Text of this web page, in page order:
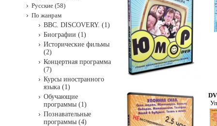
Русские (58)
По жанрам
BBC. DISCOVERY. (1)
Биографии (1)
Исторические фильмы
(2)
Концертная программа
(7)
Курсы иностранного
языка (1)
Обучающие
программы (1)
Познавательные
программы (4)